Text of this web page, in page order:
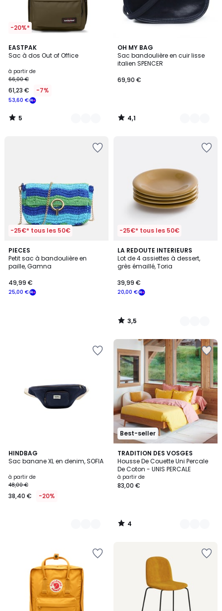
-20%*
EASTPAK
Sac à dos Out of Office
à partir de
53,60 €
66,00 €
61,23 € -7%
5
/
5
Couleurs
5
/
OH MY BAG
Sac bandoulière en cuir lisse
italien SPENCER
69,90 €
4,1
/ 5
7
Couleurs
4,1
/
-25€* tous les 50€
PIECES
Petit sac à bandoulière en
paille, Gamna
25,00 €
49,99 €
-25€* tous les 50€
LA REDOUTE INTERIEURS
Lot de 4 assiettes à dessert,
grès émaillé, Toria
20,00 €
39,99 €
3,5
/ 5
2
Couleurs
3,5
/
HINDBAG
Sac banane XL en denim, SOFIA
à partir de
48,00 €
38,40 € -20%
16
Couleurs
Best-seller
TRADITION DES VOSGES
Housse De Couette Uni Percale
De Coton - UNIS PERCALE
à partir de
83,00 €
4
/
5
17
Couleurs
4
/